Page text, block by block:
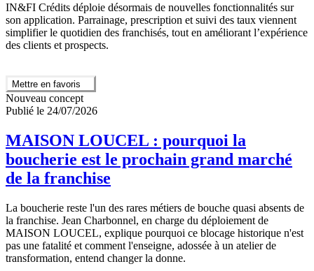
IN&FI Crédits déploie désormais de nouvelles fonctionnalités sur
son application. Parrainage, prescription et suivi des taux viennent
simplifier le quotidien des franchisés, tout en améliorant l’expérience
des clients et prospects.
Mettre en favoris
Nouveau concept
Publié le 24/07/2026
MAISON LOUCEL : pourquoi la
boucherie est le prochain grand marché
de la franchise
La boucherie reste l'un des rares métiers de bouche quasi absents de
la franchise. Jean Charbonnel, en charge du déploiement de
MAISON LOUCEL, explique pourquoi ce blocage historique n'est
pas une fatalité et comment l'enseigne, adossée à un atelier de
transformation, entend changer la donne.